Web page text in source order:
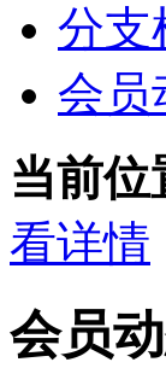
分支
会员
当前位
看详情
会员